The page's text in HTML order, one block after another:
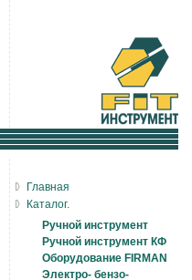
Главная
Каталог.
Ручной инструмент
Ручной инструмент КФ
Оборудование FIRMAN
Электро- бензо-